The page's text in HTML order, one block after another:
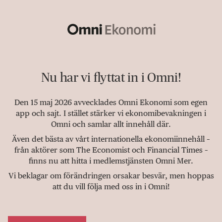
Nu har vi flyttat in i Omni!
Den 15 maj 2026 avvecklades Omni Ekonomi som egen
app och sajt. I stället stärker vi ekonomibevakningen i
Omni och samlar allt innehåll där.
Även det bästa av vårt internationella ekonomiinnehåll –
från aktörer som The Economist och Financial Times –
finns nu att hitta i medlemstjänsten Omni Mer.
Vi beklagar om förändringen orsakar besvär, men hoppas
att du vill följa med oss in i Omni!